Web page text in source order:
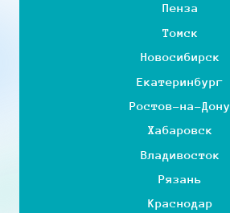
Пенза
Томск
Новосибирск
Екатеринбург
Ростов-на-Дону
Хабаровск
Владивосток
Рязань
Краснодар